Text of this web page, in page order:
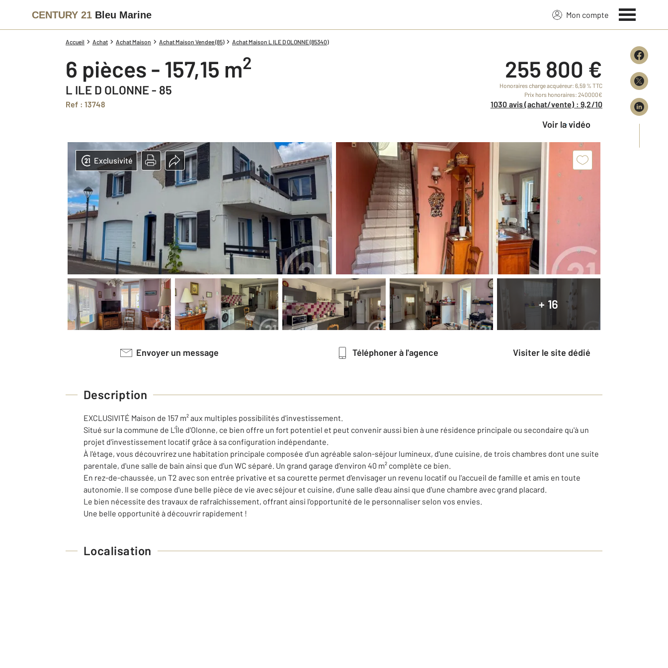
CENTURY 21 Bleu Marine Mon compte
Accueil Achat Achat Maison Achat Maison Vendee (85) Achat Maison L ILE D OLONNE (85340)
6 pièces - 157,15 m2
L ILE D OLONNE - 85
Ref : 13748
255 800 €
Honoraires charge acquéreur: 6,59 % TTC
Prix hors honoraires: 240000€
1030 avis (achat/vente) : 9,2/10
Voir la vidéo
+ 16
Exclusivité
Envoyer un message Téléphoner à l'agence Visiter le site dédié
Description
EXCLUSIVITÉ Maison de 157 m² aux multiples possibilités d'investissement.
Situé sur la commune de L'Île d'Olonne, ce bien offre un fort potentiel et peut convenir aussi bien à une résidence principale ou secondaire qu'à un
projet d'investissement locatif grâce à sa configuration indépendante.
À l'étage, vous découvrirez une habitation principale composée d'un agréable salon-séjour lumineux, d'une cuisine, de trois chambres dont une suite
parentale, d'une salle de bain ainsi que d'un WC séparé. Un grand garage d'environ 40 m² complète ce bien.
En rez-de-chaussée, un T2 avec son entrée privative et sa courette permet d'envisager un revenu locatif ou l'accueil de famille et amis en toute
autonomie. Il se compose d'une belle pièce de vie avec séjour et cuisine, d'une salle d'eau ainsi que d'une chambre avec grand placard.
Le bien nécessite des travaux de rafraîchissement, offrant ainsi l'opportunité de le personnaliser selon vos envies.
Une belle opportunité à découvrir rapidement !
Localisation